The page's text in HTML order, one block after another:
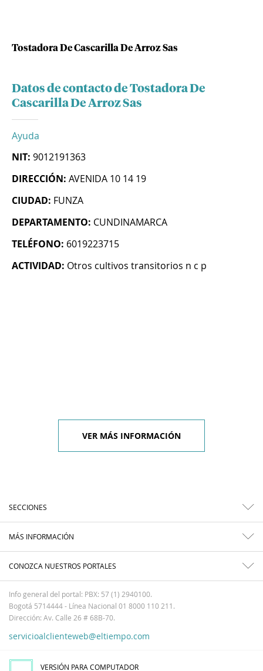
Tostadora De Cascarilla De Arroz Sas
Datos de contacto de Tostadora De
Cascarilla De Arroz Sas
Ayuda
NIT: 9012191363
DIRECCIÓN: AVENIDA 10 14 19
CIUDAD: FUNZA
DEPARTAMENTO: CUNDINAMARCA
TELÉFONO: 6019223715
ACTIVIDAD: Otros cultivos transitorios n c p
VER MÁS INFORMACIÓN
SECCIONES
MÁS INFORMACIÓN
CONOZCA NUESTROS PORTALES
Info general del portal: PBX: 57 (1) 2940100.
Bogotá 5714444 - Línea Nacional 01 8000 110 211.
Dirección: Av. Calle 26 # 68B-70.
servicioalclienteweb@eltiempo.com
VERSIÓN PARA COMPUTADOR